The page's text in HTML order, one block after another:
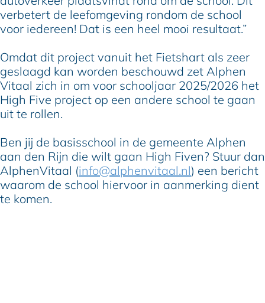
verbetert de leefomgeving rondom de school
voor iedereen! Dat is een heel mooi resultaat.”
Omdat dit project vanuit het Fietshart als zeer
geslaagd kan worden beschouwd zet Alphen
Vitaal zich in om voor schooljaar 2025/2026 het
High Five project op een andere school te gaan
uit te rollen.
Ben jij de basisschool in de gemeente Alphen
aan den Rijn die wilt gaan High Fiven? Stuur dan
AlphenVitaal (info@alphenvitaal.nl) een bericht
waarom de school hiervoor in aanmerking dient
te komen.